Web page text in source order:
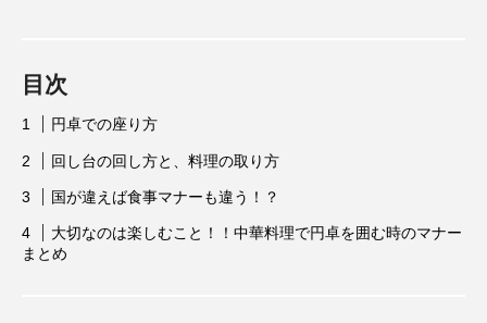
目次
円卓での座り方
回し台の回し方と、料理の取り方
国が違えば食事マナーも違う！？
大切なのは楽しむこと！！中華料理で円卓を囲む時のマナー
まとめ